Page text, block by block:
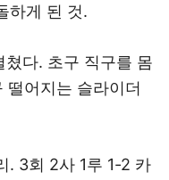
하게 된 것.
쳤다. 초구 직구를 몸
떨어지는 슬라이더
. 3회 2사 1루 1-2 카